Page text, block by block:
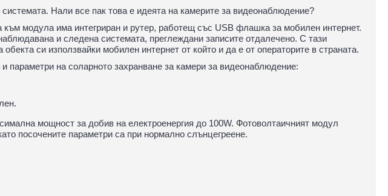
Нали все пак това е идеята на камерите за видеонаблюдение?
към модула има интегриран и рутер, работещ със USB флашка за мобилен интернет.
и следена системата, преглеждани записите отдалечено. С тази
си използвайки мобилен интернет от който и да е от операторите в страната.
параметри на соларното захранване за камери за видеонаблюдение:
мощност за добив на електроенергия до 100W. Фотоволтаичният модул
посочените параметри са при нормално слънцегреене.